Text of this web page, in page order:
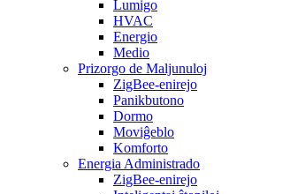
Lumigo
HVAC
Energio
Medio
Prizorgo de Maljunuloj
ZigBee-enirejo
Panikbutono
Dormo
Moviĝeblo
Komforto
Energia Administrado
ZigBee-enirejo